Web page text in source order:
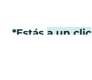
*Estás a un clic